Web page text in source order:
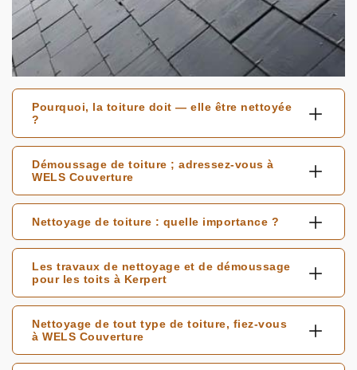
Pourquoi, la toiture doit — elle être nettoyée
?
Démoussage de toiture ; adressez-vous à
WELS Couverture
Nettoyage de toiture : quelle importance ?
Les travaux de nettoyage et de démoussage
pour les toits à Kerpert
Nettoyage de tout type de toiture, fiez-vous
à WELS Couverture